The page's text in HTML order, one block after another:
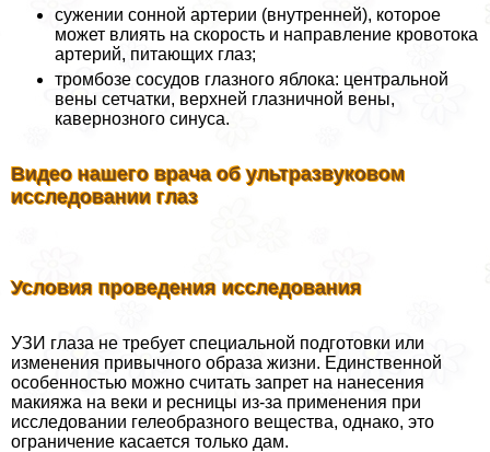
сужении сонной артерии (внутренней), которое
может влиять на скорость и направление кровотока
артерий, питающих глаз;
тромбозе сосудов глазного яблока: центральной
вены сетчатки, верхней глазничной вены,
кавернозного синуса.
Видео нашего врача об ультразвуковом
исследовании глаз
Условия проведения исследования
УЗИ глаза не требует специальной подготовки или
изменения привычного образа жизни. Единственной
особенностью можно считать запрет на нанесения
макияжа на веки и ресницы из-за применения при
исследовании гелеобразного вещества, однако, это
ограничение касается только дам.